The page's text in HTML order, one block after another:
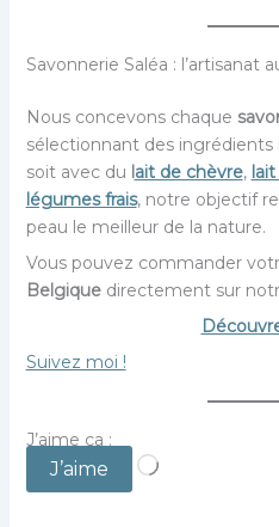
Savonnerie Saléa : l’artisanat
Nous concevons chaque
sélectionnant des ingrédients
soit avec du ait de chèvre,
légumes frais, notre objectif
peau le meilleur de la nature.
Vous pouvez commander
Belgiquedirectement sur
Suivez moi !
J’aime ça :
J’aime Chargement…